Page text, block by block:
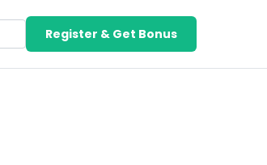
Register & Get Bonus